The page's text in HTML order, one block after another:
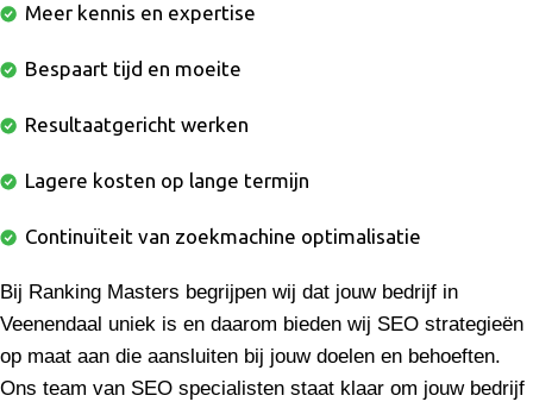
Meer kennis en expertise
Bespaart tijd en moeite
Resultaatgericht werken
Lagere kosten op lange termijn
Continuïteit van zoekmachine optimalisatie
Bij Ranking Masters begrijpen wij dat jouw bedrijf in
Veenendaal uniek is en daarom bieden wij SEO strategieën
op maat aan die aansluiten bij jouw doelen en behoeften.
Ons team van SEO specialisten staat klaar om jouw bedrijf